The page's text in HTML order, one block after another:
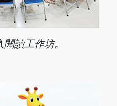
讀工作坊。